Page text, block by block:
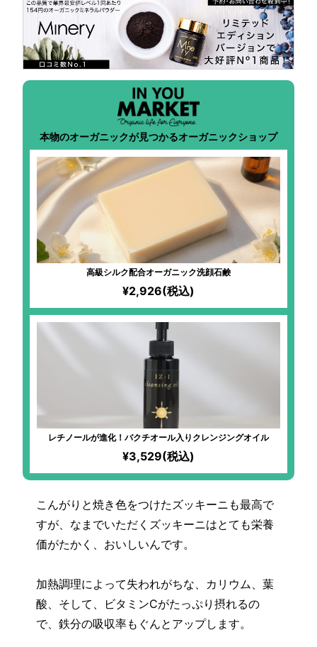
本物のオーガニックが見つかるオーガニックショップ
高級シルク配合オーガニック洗顔石鹸
¥2,926(税込)
レチノールが進化！バクチオール入りクレンジングオイル
¥3,529(税込)
こんがりと焼き色をつけたズッキーニも最高で
すが、なまでいただくズッキーニはとても栄養
価がたかく、おいしいんです。
加熱調理によって失われがちな、カリウム、葉
酸、そして、ビタミンCがたっぷり摂れるの
で、鉄分の吸収率もぐんとアップします。